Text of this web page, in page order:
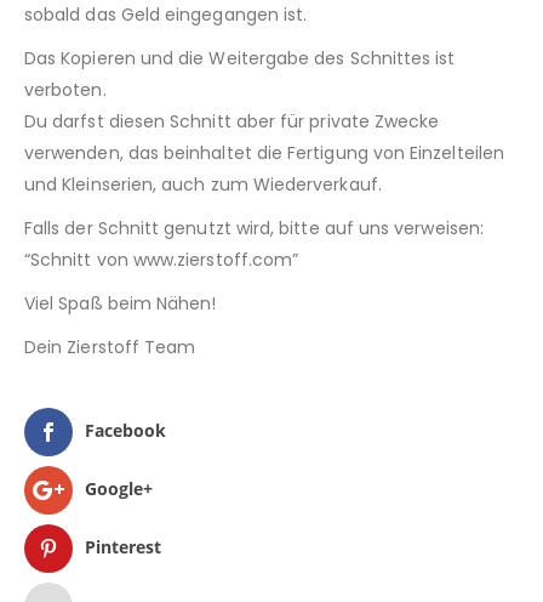
sobald das Geld eingegangen ist.
Das Kopieren und die Weitergabe des Schnittes ist
verboten.
Du darfst diesen Schnitt aber für private Zwecke
verwenden, das beinhaltet die Fertigung von Einzelteilen
und Kleinserien, auch zum Wiederverkauf.
Falls der Schnitt genutzt wird, bitte auf uns verweisen:
“Schnitt von www.zierstoff.com”
Viel Spaß beim Nähen!
Dein Zierstoff Team
Facebook
Google+
Pinterest